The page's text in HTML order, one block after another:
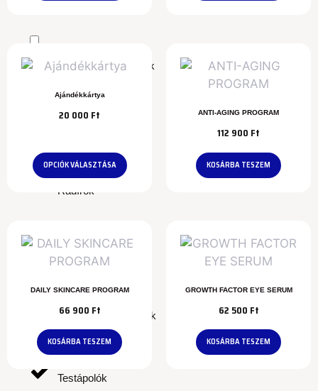
Mikrotűs kezelések
Peelingek / Maszkok
Radírok
Szemkörnyék ápolók
Testápolók
Ajándékkártya
20 000 Ft
OPCIÓK VÁLASZTÁSA
ANTI-AGING PROGRAM
112 900 Ft
KOSÁRBA TESZEM
DAILY SKINCARE PROGRAM
66 900 Ft
KOSÁRBA TESZEM
GROWTH FACTOR EYE SERUM
62 500 Ft
KOSÁRBA TESZEM